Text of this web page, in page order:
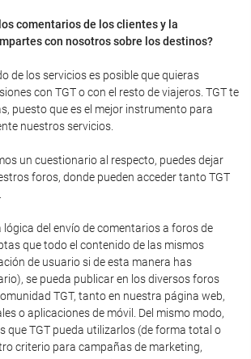
comentarios de los clientes y la
con nosotros sobre los destinos?
de los servicios es posible que quieras
con TGT o con el resto de viajeros. TGT te
puesto que es el mejor instrumento para
nuestros servicios.
un cuestionario al respecto, puedes dejar
foros, donde pueden acceder tanto TGT
lógica del envío de comentarios a foros de
que todo el contenido de las mismos
de usuario si de esta manera has
se pueda publicar en los diversos foros
TGT, tanto en nuestra página web,
o aplicaciones de móvil. Del mismo modo,
que TGT pueda utilizarlos (de forma total o
criterio para campañas de marketing,